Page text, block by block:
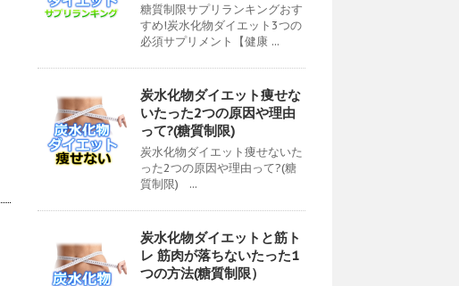
糖質制限サプリランキングおす
すめ!炭水化物ダイエット3つの
必須サプリメント【健康 ...
炭水化物ダイエット痩せな
いたった2つの原因や理由
って?(糖質制限)
炭水化物ダイエット痩せないた
った2つの原因や理由って?(糖
質制限) ...
炭水化物ダイエットと筋ト
レ 筋肉が落ちないたった1
つの方法(糖質制限）